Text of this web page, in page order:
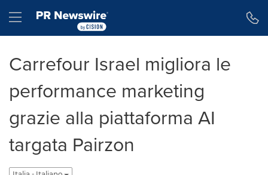
Hamburger menu
Carrefour Israel migliora le
performance marketing
grazie alla piattaforma AI
targata Pairzon